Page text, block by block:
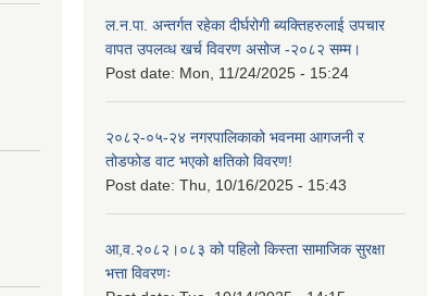
ल.न.पा. अन्तर्गत रहेका दीर्घरोगी ब्यक्तिहरुलाई उपचार
वापत उपलव्ध खर्च विवरण असोज -२०८२ सम्म।
Post date: Mon, 11/24/2025 - 15:24
२०८२-०५-२४ नगरपालिकाको भवनमा आगजनी र
तोडफोड वाट भएको क्षतिको विवरण!
Post date: Thu, 10/16/2025 - 15:43
आ,व.२०८२।०८३ को पहिलो किस्ता सामाजिक सुरक्षा
भत्ता विवरणः